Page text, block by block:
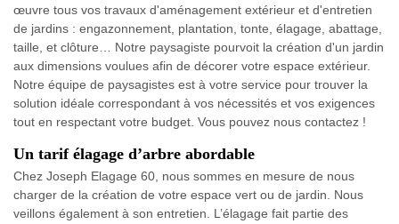
œuvre tous vos travaux d'aménagement extérieur et d'entretien
de jardins : engazonnement, plantation, tonte, élagage, abattage,
taille, et clôture… Notre paysagiste pourvoit la création d'un jardin
aux dimensions voulues afin de décorer votre espace extérieur.
Notre équipe de paysagistes est à votre service pour trouver la
solution idéale correspondant à vos nécessités et vos exigences
tout en respectant votre budget. Vous pouvez nous contactez !
Un tarif élagage d’arbre abordable
Chez Joseph Elagage 60, nous sommes en mesure de nous
charger de la création de votre espace vert ou de jardin. Nous
veillons également à son entretien. L’élagage fait partie des